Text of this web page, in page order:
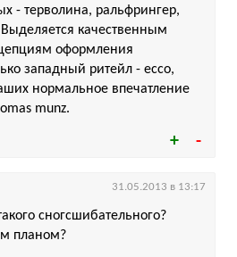
- терволина, ральфрингер,
качественным
оформления
западный ритейл - ecco,
нормальное впечатление
munz.
сногсшибательного?
планом?
31.05.2013 в 13:17